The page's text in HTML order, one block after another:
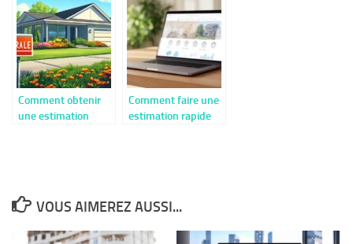
L’Alpe d’Huez
Comment obtenir
une estimation
Comment faire une
estimation rapide
VOUS AIMEREZ AUSSI...